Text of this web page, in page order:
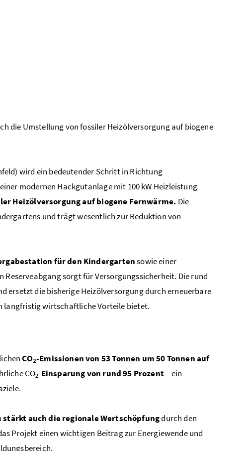
die Umstellung von fossiler Heizölversorgung auf biogene
wird ein bedeutender Schritt in Richtung
modernen Hackgutanlage mit 100 kW Heizleistung
Heizölversorgung auf biogene Fernwärme. Die
und trägt wesentlich zur Reduktion von
für den Kindergartensowie einer
Reserveabgang sorgt für Versorgungssicherheit. Die rund
ersetzt die bisherige Heizölversorgung durch erneuerbare
langfristig wirtschaftliche Vorteile bietet.
CO2-Emissionen von 53 Tonnen um 50 Tonnen auf
CO2-Einsparung von rund 95 Prozent– ein
stärkt auch die regionale Wertschöpfungdurch den
Projekt einen wichtigen Beitrag zur Energiewende und